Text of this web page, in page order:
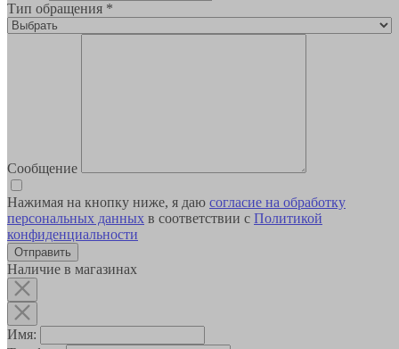
Тип обращения *
Сообщение
Нажимая на кнопку ниже, я даю согласие на обработку
персональных данных в соответствии с Политикой
конфиденциальности
Наличие в магазинах
Имя: